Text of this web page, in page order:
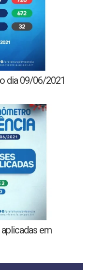
dia 09/06/2021
em